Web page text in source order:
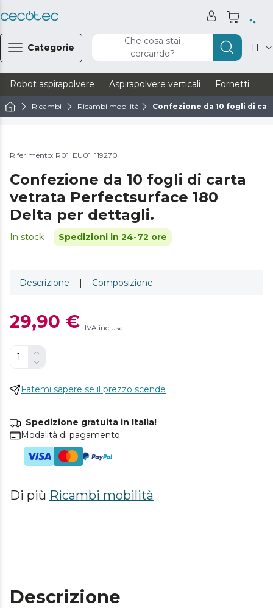
Categorie
Che cosa stai
cercando?
IT
Robot aspirapolvere Aspirapolvere verticali Fornetti
Ricambi Ricambi mobilità Confezione da 10 fogli di
Riferimento: R01_EU01_119270
Confezione da 10 fogli di carta
vetrata Perfectsurface 180
Delta per dettagli.
In stock Spedizioni in 24-72 ore
Descrizione | Composizione
29,90 € IVA inclusa
Fatemi sapere se il prezzo scende
Spedizione gratuita in Italia!
Modalità di pagamento.
Di più Ricambi mobilità
Descrizione